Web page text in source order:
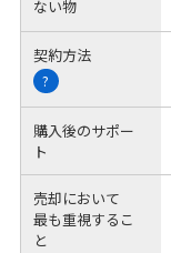
ない物
契約方法
?
購入後のサポー
ト
売却において
最も重視するこ
と